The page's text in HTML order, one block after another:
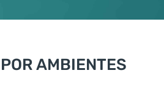
POR AMBIENTES